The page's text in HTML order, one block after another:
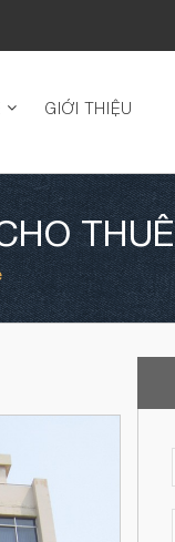
GIỚI THIỆU
THUÊ